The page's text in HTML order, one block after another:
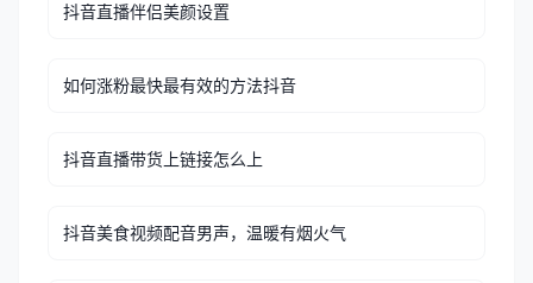
抖音直播伴侣美颜设置
如何涨粉最快最有效的方法抖音
抖音直播带货上链接怎么上
抖音美食视频配音男声，温暖有烟火气